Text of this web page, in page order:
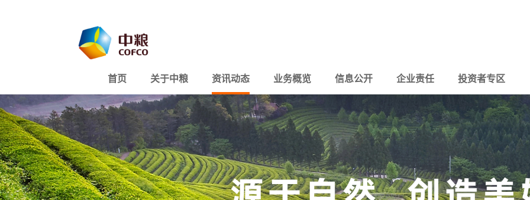
首页 关于中粮 资讯动态 业务概览 信息公开 企业责任 投资者专区